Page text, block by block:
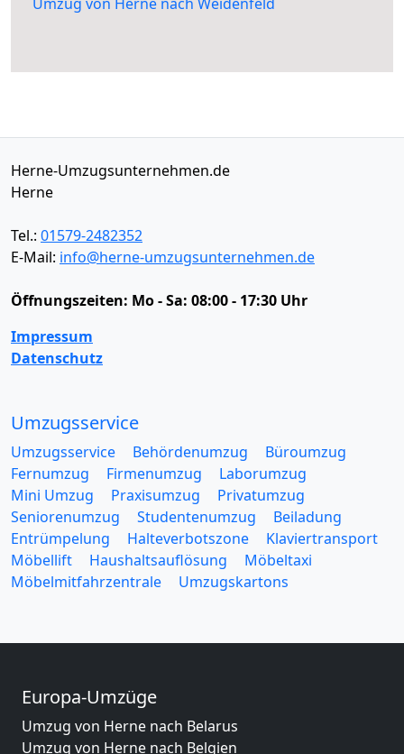
Herne-Umzugsunternehmen.de
Herne
Tel.: 01579-2482352
E-Mail: info@herne-umzugsunternehmen.de
Öffnungszeiten: Mo - Sa: 08:00 - 17:30 Uhr
Impressum
Datenschutz
Umzugsservice
Umzugsservice Behördenumzug
Büroumzug
Fernumzug
Firmenumzug
Laborumzug
Mini Umzug
Praxisumzug
Privatumzug
Seniorenumzug
Studentenumzug
Beiladung
Entrümpelung
Halteverbotszone
Klaviertransport
Möbellift
Haushaltsauflösung
Möbeltaxi
Möbelmitfahrzentrale
Umzugskartons
Europa-Umzüge
Umzug von Herne nach Belarus
Umzug von Herne nach Belgien